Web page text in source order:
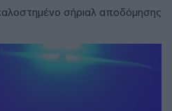
σήριαλ αποδόμησης